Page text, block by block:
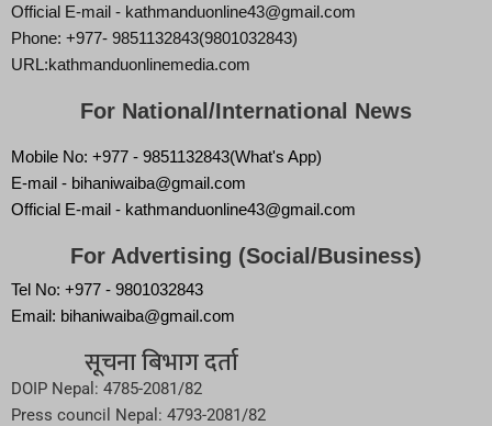
Official E-mail - kathmanduonline43@gmail.com
Phone: +977- 9851132843(9801032843)
URL:kathmanduonlinemedia.com
For National/International News
Mobile No: +977 - 9851132843(What's App)
E-mail - bihaniwaiba@gmail.com
Official E-mail - kathmanduonline43@gmail.com
For Advertising (Social/Business)
Tel No: +977 - 9801032843
Email: bihaniwaiba@gmail.com
सूचना बिभाग दर्ता
DOIP Nepal: 4785-2081/82
Press council Nepal: 4793-2081/82